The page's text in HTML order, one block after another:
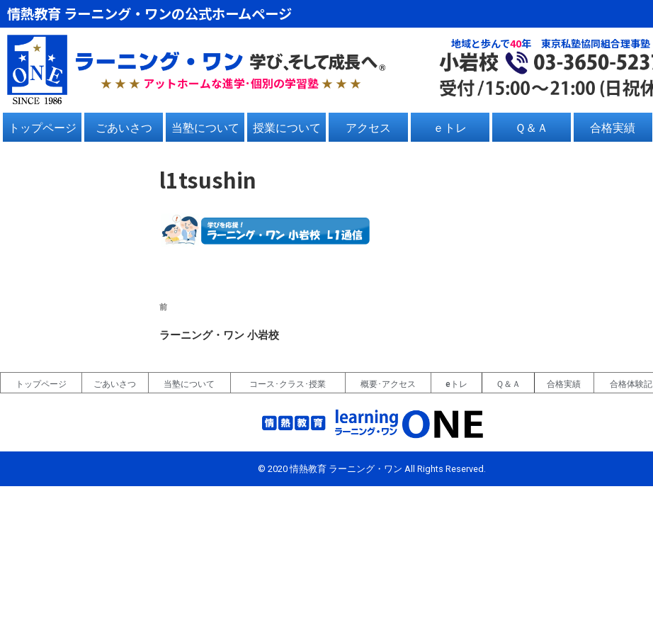
情熱教育 ラーニング・ワンの公式ホームページ
★ ★ ★ アットホームな進学･個別の学習塾★ ★ ★
地域と歩んで40年 東京私塾協同組合理事塾
トップページ ごあいさつ 当塾について 授業について アクセス ｅトレ Ｑ＆Ａ 合格実績
l1tsushin
前
ラーニング・ワン 小岩校
トップページ ごあいさつ 当塾について コース･クラス･授業 概要･アクセス eトレ Ｑ＆Ａ 合格実績 合格体験記
© 2020 情熱教育 ラーニング・ワン All Rights Reserved.